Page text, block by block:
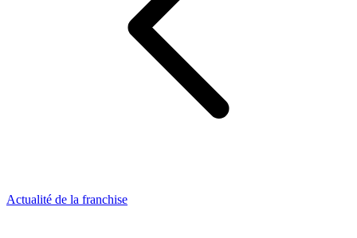
Actualité de la franchise